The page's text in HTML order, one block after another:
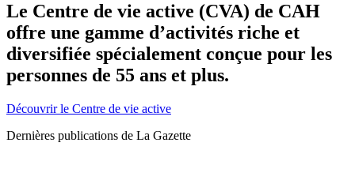
Le Centre de vie active (CVA) de CAH
offre une gamme d’activités riche et
diversifiée spécialement conçue pour les
personnes de 55 ans et plus.
Découvrir le Centre de vie active
Dernières publications de La Gazette